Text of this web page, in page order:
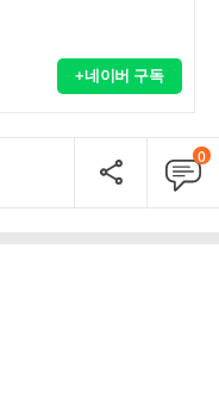
+네이버 구독
0